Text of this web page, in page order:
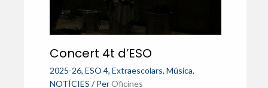
Concert 4t d’ESO
2025-26, ESO 4, Extraescolars, Música,
NOTÍCIES / Per Oficines